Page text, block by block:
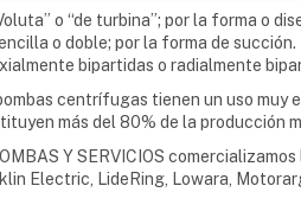
o “de turbina”; por la forma o
o doble; por la forma de succión.
bipartidas o radialmente
centrífugas tienen un uso muy
más del 80% de la producción
Y SERVICIOS
Electric, LideRing, Lowara,